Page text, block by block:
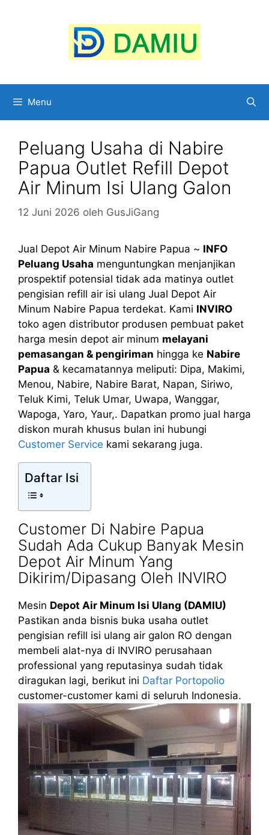
Menu
Peluang Usaha di Nabire
Papua Outlet Refill Depot
Air Minum Isi Ulang Galon
12 Juni 2026 oleh GusJiGang
Jual Depot Air Minum Nabire Papua ~ INFO
Peluang Usaha menguntungkan menjanjikan
prospektif potensial tidak ada matinya outlet
pengisian refill air isi ulang Jual Depot Air
Minum Nabire Papua terdekat. Kami INVIRO
toko agen distributor produsen pembuat paket
harga mesin depot air minum melayani
pemasangan & pengiriman hingga ke Nabire
Papua & kecamatannya meliputi: Dipa, Makimi,
Menou, Nabire, Nabire Barat, Napan, Siriwo,
Teluk Kimi, Teluk Umar, Uwapa, Wanggar,
Wapoga, Yaro, Yaur,. Dapatkan promo jual harga
diskon murah khusus bulan ini hubungi
Customer Service kami sekarang juga.
Daftar Isi
Customer Di Nabire Papua
Sudah Ada Cukup Banyak Mesin
Depot Air Minum Yang
Dikirim/Dipasang Oleh INVIRO
Mesin Depot Air Minum Isi Ulang (DAMIU)
Pastikan anda bisnis buka usaha outlet
pengisian refill isi ulang air galon RO dengan
membeli alat-nya di INVIRO perusahaan
professional yang reputasinya sudah tidak
diragukan lagi, berikut ini Daftar Portopolio
customer-customer kami di seluruh Indonesia.